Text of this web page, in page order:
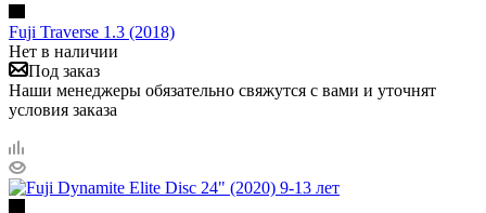
Fuji Traverse 1.3 (2018)
Нет в наличии
Под заказ
Наши менеджеры обязательно свяжутся с вами и уточнят
условия заказа